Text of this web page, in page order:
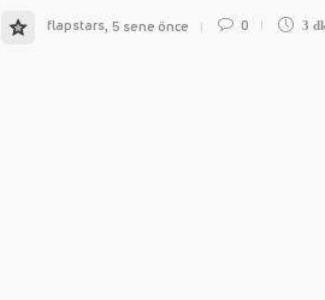
flapstars 5 sene önce 0 3